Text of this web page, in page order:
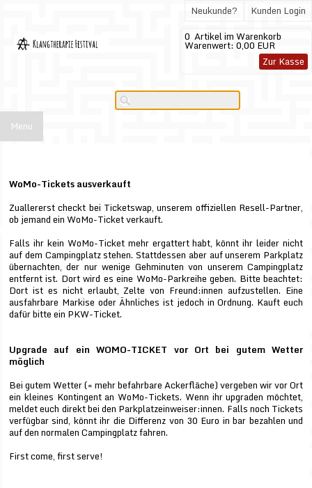
Kunden Login
Neukunde?
0 Artikel im Warenkorb
Warenwert: 0,00 EUR
Zur Kasse
Menu
WoMo-Tickets ausverkauft
Zuallererst checkt bei Ticketswap, unserem offiziellen Resell-Partner,
ob jemand ein WoMo-Ticket verkauft.
Falls ihr kein WoMo-Ticket mehr ergattert habt, könnt ihr leider nicht
auf dem Campingplatz stehen. Stattdessen aber auf unserem Parkplatz
übernachten, der nur wenige Gehminuten von unserem Campingplatz
entfernt ist. Dort wird es eine WoMo-Parkreihe geben. Bitte beachtet:
Dort ist es nicht erlaubt, Zelte von Freund:innen aufzustellen. Eine
ausfahrbare Markise oder Ähnliches ist jedoch in Ordnung. Kauft euch
dafür bitte ein PKW-Ticket.
Upgrade auf ein WOMO-TICKET vor Ort bei gutem Wetter
möglich
Bei gutem Wetter (= mehr befahrbare Ackerfläche) vergeben wir vor Ort
ein kleines Kontingent an WoMo-Tickets. Wenn ihr upgraden möchtet,
meldet euch direkt bei den Parkplatzeinweiser:innen. Falls noch Tickets
verfügbar sind, könnt ihr die Differenz von 30 Euro in bar bezahlen und
auf den normalen Campingplatz fahren.
First come, first serve!